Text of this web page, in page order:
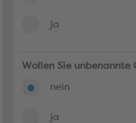
ja
Wollen Sie unbenannte
nein
ja